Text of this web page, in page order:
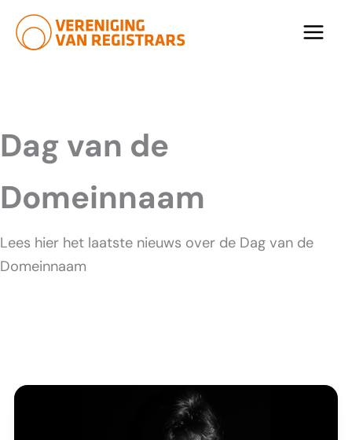
naar
Dag van de
Domeinnaam
Lees hier het laatste nieuws over de Dag van de
Domeinnaam